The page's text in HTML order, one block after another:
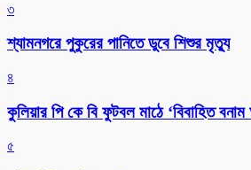
৩
শ্যামনগরে পুকুরের পানিতে ডুবে শিশুর মৃত্যু
৪
কুলিয়ার পি কে বি ফুটবল মাঠে ‘বিবাহিত বনাম
৫